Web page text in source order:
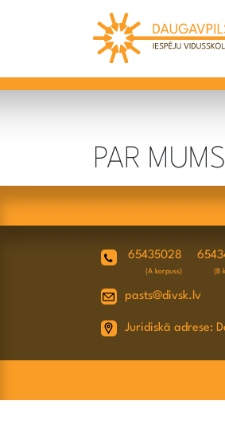
PAR MUMS
65435028
(A korpuss) (B
pasts@divsk.lv
Juridiskā adrese: